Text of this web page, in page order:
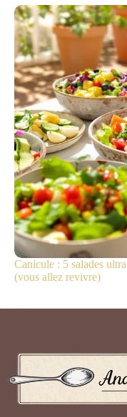
Canicule : 5 salades
(vous allez revivre)